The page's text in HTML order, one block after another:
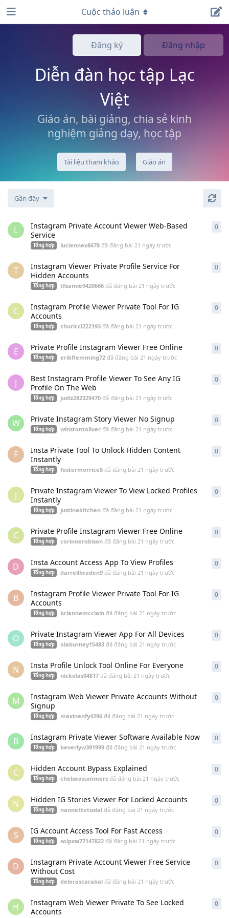
Đăng ký Đăng nhập
Diễn đàn học tập Lạc
Việt
Giáo án, bài giảng, chia sẻ kinh
nghiệm giảng dạy, học tập
Tài liệu tham khảo Giáo án
Cuộc thảo luận
Gần đây
L
Instagram Private Account Viewer Web-Based
Service
Tổng hợp luciennev8678 đã đăng bài 21 ngày trước
0
T
Instagram Viewer Private Profile Service For
Hidden Accounts
Tổng hợp tfxamie9420666 đã đăng bài 21 ngày trước
0
C
Instagram Profile Viewer Private Tool For IG
Accounts
Tổng hợp churicci222193 đã đăng bài 21 ngày trước
0
E Private Profile Instagram Viewer Free Online
Tổng hợp erikflemming72 đã đăng bài 21 ngày trước
0
J
Best Instagram Profile Viewer To See Any IG
Profile On The Web
Tổng hợp judiz282329470 đã đăng bài 21 ngày trước
0
W Private Instagram Story Viewer No Signup
Tổng hợp winstontoliver đã đăng bài 21 ngày trước
0
F
Insta Private Tool To Unlock Hidden Content
Instantly
Tổng hợp fostermorrice8 đã đăng bài 21 ngày trước
0
J
Private Instagram Viewer To View Locked Profiles
Instantly
Tổng hợp justinakitchen đã đăng bài 21 ngày trước
0
C Private Profile Instagram Viewer Free Online
Tổng hợp corinnerobison đã đăng bài 21 ngày trước
0
D Insta Account Access App To View Profiles
Tổng hợp darrellbraden9 đã đăng bài 21 ngày trước
0
B
Instagram Profile Viewer Private Tool For IG
Accounts
Tổng hợp briannemcclain đã đăng bài 21 ngày trước
0
O Private Instagram Viewer App For All Devices
Tổng hợp olaburney15483 đã đăng bài 21 ngày trước
0
N Insta Profile Unlock Tool Online For Everyone
Tổng hợp nickolas04817 đã đăng bài 21 ngày trước
0
M
Instagram Web Viewer Private Accounts Without
Signup
Tổng hợp maxinenfy4296 đã đăng bài 21 ngày trước
0
B Instagram Private Viewer Software Available Now
Tổng hợp beverlyw391999 đã đăng bài 21 ngày trước
0
C Hidden Account Bypass Explained
Tổng hợp chelseasummers đã đăng bài 21 ngày trước
0
N Hidden IG Stories Viewer For Locked Accounts
Tổng hợp nannettetisdal đã đăng bài 21 ngày trước
0
S IG Account Access Tool For Fast Access
Tổng hợp solpxw77147822 đã đăng bài 21 ngày trước
0
D
Instagram Private Account Viewer Free Service
Without Cost
Tổng hợp delorascarabal đã đăng bài 21 ngày trước
0
H
Instagram Web Viewer Private To See Locked
Accounts
0